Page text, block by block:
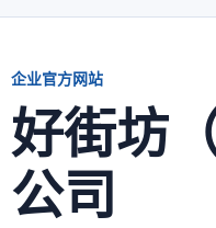
企业官方网站
好街坊
公司